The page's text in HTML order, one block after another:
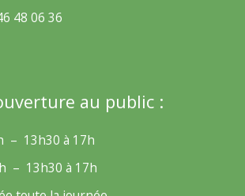
48 06 36
au public :
– 13h30 à 17h
– 13h30 à 17h